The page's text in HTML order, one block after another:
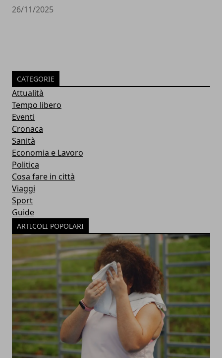
26/11/2025
CATEGORIE
Attualità
Tempo libero
Eventi
Cronaca
Sanità
Economia e Lavoro
Politica
Cosa fare in città
Viaggi
Sport
Guide
ARTICOLI POPOLARI